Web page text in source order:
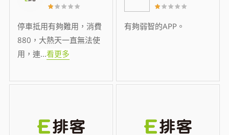
停車抵用有夠難用，消費
880，大熱天一直無法使
用，連...看更多
有夠弱智的APP。